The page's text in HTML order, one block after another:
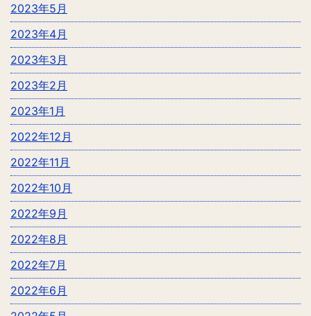
2023年5月
2023年4月
2023年3月
2023年2月
2023年1月
2022年12月
2022年11月
2022年10月
2022年9月
2022年8月
2022年7月
2022年6月